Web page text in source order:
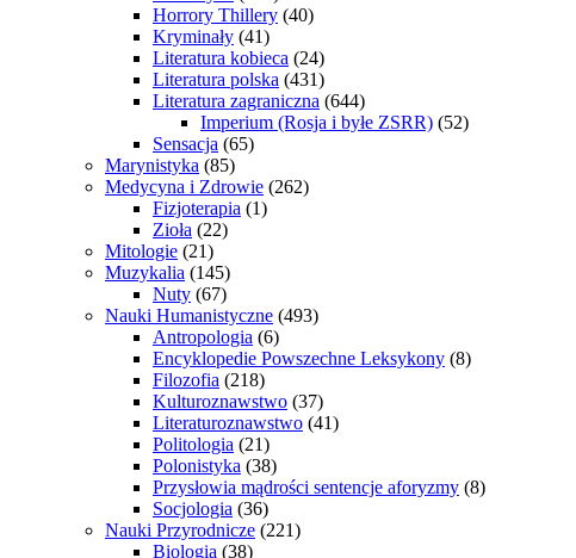
Horrory Thillery (40)
Kryminały (41)
Literatura kobieca (24)
Literatura polska (431)
Literatura zagraniczna (644)
Imperium (Rosja i byłe ZSRR) (52)
Sensacja (65)
Marynistyka (85)
Medycyna i Zdrowie (262)
Fizjoterapia (1)
Zioła (22)
Mitologie (21)
Muzykalia (145)
Nuty (67)
Nauki Humanistyczne (493)
Antropologia (6)
Encyklopedie Powszechne Leksykony (8)
Filozofia (218)
Kulturoznawstwo (37)
Literaturoznawstwo (41)
Politologia (21)
Polonistyka (38)
Przysłowia mądrości sentencje aforyzmy (8)
Socjologia (36)
Nauki Przyrodnicze (221)
Biologia (38)